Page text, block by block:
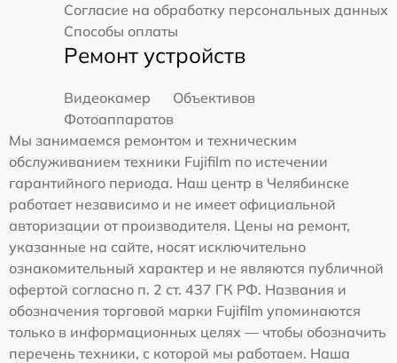
Согласие на обработку персональных данных
Способы оплаты
Ремонт устройств
Видеокамер
Объективов
Фотоаппаратов
Мы занимаемся ремонтом и техническим
обслуживанием техники Fujifilm по истечении
гарантийного периода. Наш центр в Челябинске
работает независимо и не имеет официальной
авторизации от производителя. Цены на ремонт,
указанные на сайте, носят исключительно
ознакомительный характер и не являются публичной
офертой согласно п. 2 ст. 437 ГК РФ. Названия и
обозначения торговой марки Fujifilm упоминаются
только в информационных целях — чтобы обозначить
перечень техники, с которой мы работаем. Наша